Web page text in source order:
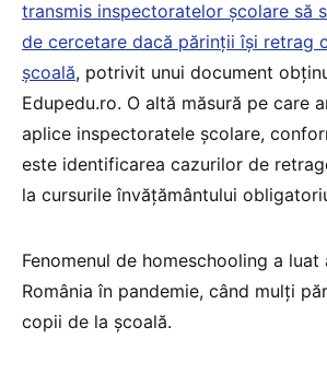
transmis inspectoratelor școlare să
de cercetare dacă părinții își retrag
școală, potrivit unui document
Edupedu.ro. O altă măsură pe care
aplice inspectoratele școlare,
este identificarea cazurilor de
la cursurile învățământului
Fenomenul de homeschooling a luat
România în pandemie, când mulți
copii de la școală.